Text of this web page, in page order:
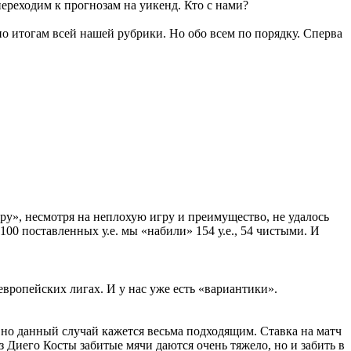
к прогнозам на уикенд. Кто с нами?
всей нашей рубрики. Но обо всем по порядку. Сперва
несмотря на неплохую игру и преимущество, не удалось
поставленных у.е. мы «набили» 154 у.е., 54 чистыми. И
лигах. И у нас уже есть «вариантики».
данный случай кажется весьма подходящим. Ставка на матч
Косты забитые мячи даются очень тяжело, но и забить в